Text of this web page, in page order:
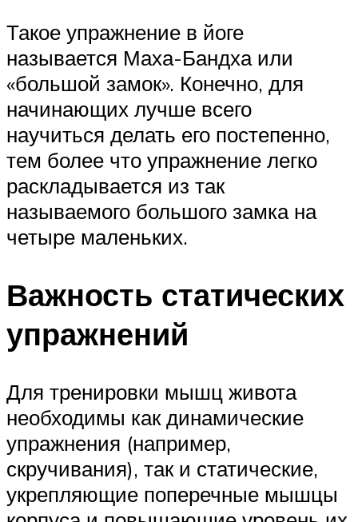
Такое упражнение в йоге
называется Маха-Бандха или
«большой замок». Конечно, для
начинающих лучше всего
научиться делать его постепенно,
тем более что упражнение легко
раскладывается из так
называемого большого замка на
четыре маленьких.
Важность статических
упражнений
Для тренировки мышц живота
необходимы как динамические
упражнения (например,
скручивания), так и статические,
укрепляющие поперечные мышцы